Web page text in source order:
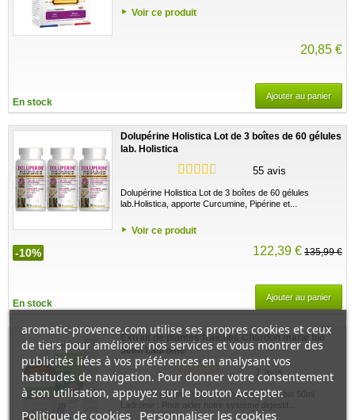
Voir ce produit
20,85 €
En stock
Ajouter au panier
Dolupérine Holistica Lot de 3 boîtes de 60 gélules
lab. Holistica
55 avis
Dolupérine Holistica Lot de 3 boîtes de 60 gélules
lab.Holistica, apporte Curcumine, Pipérine et...
Voir ce produit
-10% 122,39 € 135,99 €
En stock
Ajouter au panier
Extrait de plantes fraîches Chardon marie bio
50ml Ladrome
1 avis
Extrait de plantes fraîches Chardon marie bio 50ml
Ladrome : Pour aider notre système digestif....
aromatic-provence.com utilise ses propres cookies et ceux
de tiers pour améliorer nos services et vous montrer des
publicités liées à vos préférences en analysant vos
habitudes de navigation. Pour donner votre consentement
à son utilisation, appuyez sur le bouton Accepter.
Politique de cookies Personnaliser les cookies